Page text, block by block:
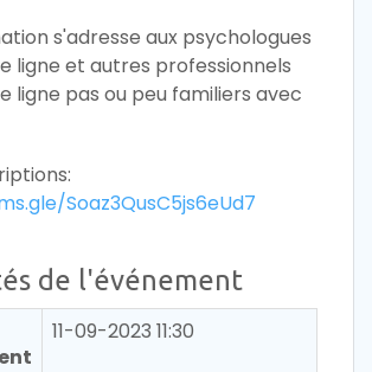
s'adresse aux psychologues
ligne et autres professionnels
ligne pas ou peu familiers avec
Soaz3QusC5js6eUd7
de l'événement
11-09-2023 11:30